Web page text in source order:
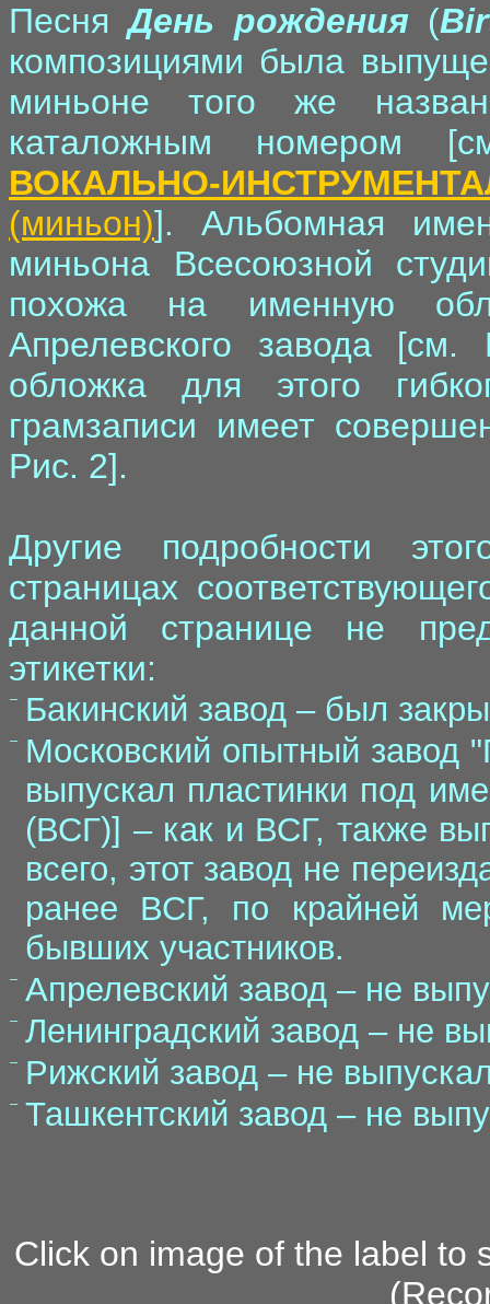
ПесняДень рождения(
композициями была
миньоне того же
каталожным номером
ВОКАЛЬНО-
(миньон)]. Альбомная
миньона Всесоюзной
похожа на именную
Апрелевского завода
обложка для этого
грамзаписи имеет
Рис. 2].
Другие подробности
страницах
данной странице не
этикетки:
– Бакинский завод – был
– Московский опытный завод
выпускал пластинки под
(ВСГ)] – как и ВСГ, также
всего, этот завод не
ранее ВСГ, по крайней
бывших участников.
– Апрелевский завод – не
– Ленинградский завод – не
– Рижский завод – не
– Ташкентский завод – не
Click on image of the label to